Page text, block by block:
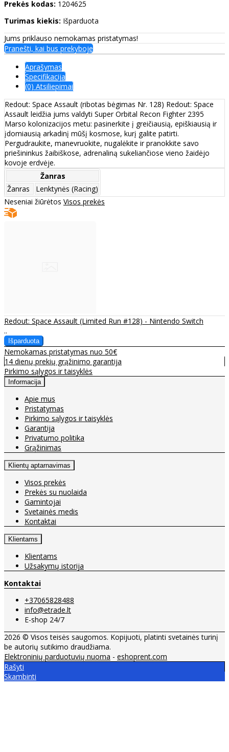
Prekės kodas: 1204625
Turimas kiekis: Išparduota
Jums priklauso nemokamas pristatymas!
Pranešti, kai bus prekyboje
Aprašymas
Specifikacija
(0) Atsiliepimai
Redout: Space Assault (ribotas bėgimas Nr. 128) Redout: Space
Assault leidžia jums valdyti Super Orbital Recon Fighter 2395
Marso kolonizacijos metu: pasinerkite į greičiausią, epiškiausią ir
įdomiausią arkadinį mūšį kosmose, kurį galite patirti.
Pergudraukite, manevruokite, nugalėkite ir pranokkite savo
priešininkus žaibiškose, adrenaliną sukeliančiose vieno žaidėjo
kovoje erdvėje.
Žanras
Žanras
Lenktynės (Racing)
Neseniai žiūrėtos Visos prekės
Redout: Space Assault (Limited Run #128) - Nintendo Switch
..
Nemokamas pristatymas nuo 50€
14 dienų prekių grąžinimo garantija
Pirkimo sąlygos ir taisyklės
Informacija
Apie mus
Pristatymas
Pirkimo sąlygos ir taisyklės
Garantija
Privatumo politika
Grąžinimas
Klientų aptarnavimas
Visos prekės
Prekės su nuolaida
Gamintojai
Svetainės medis
Kontaktai
Klientams
Klientams
Užsakymų istorija
Kontaktai
+37065828488
info@etrade.lt
E-shop 24/7
2026 © Visos teisės saugomos. Kopijuoti, platinti svetainės turinį
be autorių sutikimo draudžiama.
Elektroninių parduotuvių nuoma - eshoprent.com
Rašyti
Skambinti